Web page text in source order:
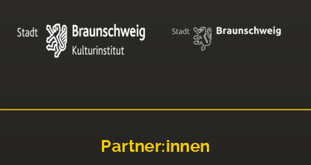
Partner:innen